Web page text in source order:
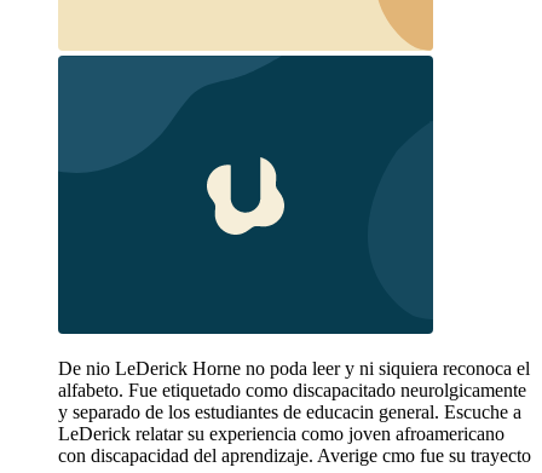
De nio LeDerick Horne no poda leer y ni siquiera reconoca el
alfabeto. Fue etiquetado como discapacitado neurolgicamente
y separado de los estudiantes de educacin general. Escuche a
LeDerick relatar su experiencia como joven afroamericano
con discapacidad del aprendizaje. Averige cmo fue su trayecto